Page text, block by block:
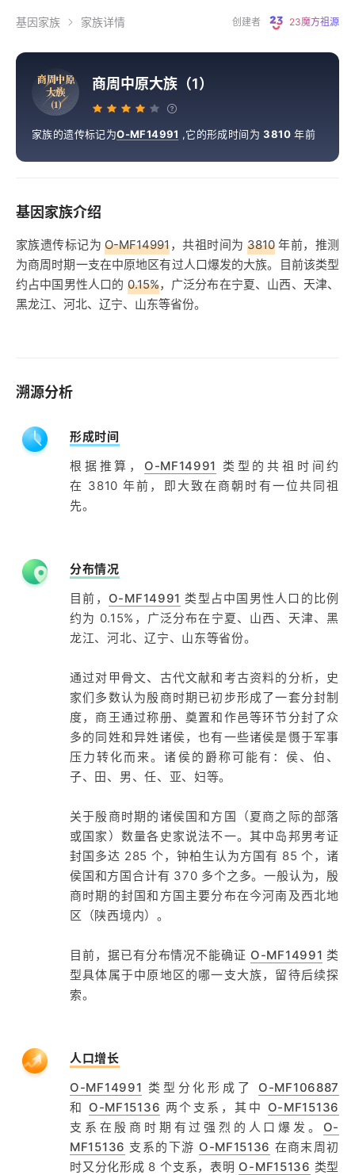
基因家族 家族详情 创建者 23魔方祖源
商周中原
大族
（1）
商周中原大族（1）
家族的遗传标记为O-MF14991 ,它的形成时间为3810 年前
基因家族介绍
家族遗传标记为O-MF14991，共祖时间为 3810年前，推测
为商周时期一支在中原地区有过人口爆发的大族。目前该类型
约占中国男性人口的 0.15%，广泛分布在宁夏、山西、天津、
黑龙江、河北、辽宁、山东等省份。
溯源分析
形成时间
根据推算， O-MF14991 类型的共祖时间约
在 3810 年前，即大致在商朝时有一位共同祖
先。
分布情况
目前， O-MF14991 类型占中国男性人口的比例
约为 0.15%，广泛分布在宁夏、山西、天津、黑
龙江、河北、辽宁、山东等省份。
通过对甲骨文、古代文献和考古资料的分析，史
家们多数认为殷商时期已初步形成了一套分封制
度，商王通过称册、奠置和作邑等环节分封了众
多的同姓和异姓诸侯，也有一些诸侯是慑于军事
压力转化而来。诸侯的爵称可能有：侯、伯、
子、田、男、任、亚、妇等。
关于殷商时期的诸侯国和方国（夏商之际的部落
或国家）数量各史家说法不一。其中岛邦男考证
封国多达 285 个，钟柏生认为方国有 85 个，诸
侯国和方国合计有 370 多个之多。一般认为，殷
商时期的封国和方国主要分布在今河南及西北地
区（陕西境内）。
目前，据已有分布情况不能确证 O-MF14991 类
型具体属于中原地区的哪一支大族，留待后续探
索。
人口增长
O-MF14991 类型分化形成了 O-MF106887
和 O-MF15136 两个支系，其中 O-MF15136
支系在殷商时期有过强烈的人口爆发。 O-
MF15136 支系的下游 O-MF15136 在商末周初
时又分化形成 8 个支系，表明 O-MF15136 类型